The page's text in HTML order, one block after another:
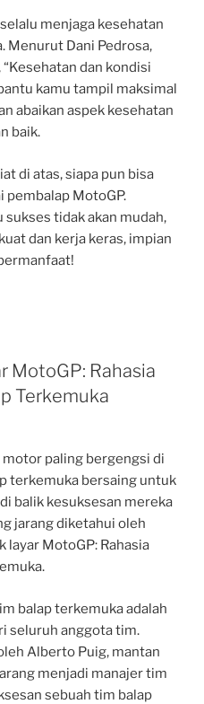
menjaga kesehatan
Menurut Dani Pedrosa,
dan kondisi
kamu tampil maksimal
abaikan aspek kesehatan
baik.
di atas, siapa pun bisa
pembalap MotoGP.
tidak akan mudah,
dan kerja keras, impian
MotoGP: Rahasia
Terkemuka
motor paling bergengsi di
terkemuka bersaing untuk
balik kesuksesan mereka
jarang diketahui oleh
layar MotoGP: Rahasia
balap terkemuka adalah
seluruh anggota tim.
Alberto Puig, mantan
menjadi manajer tim
sebuah tim balap